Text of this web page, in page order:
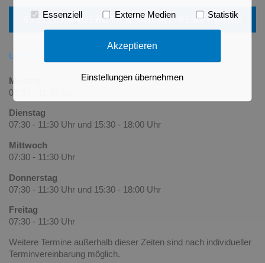
STELLENANGEBOTE & ONLINE-BEWERBUNG
UNSERE SPRECHZEITEN
Montag
07:30 - 11:30 Uhr
Dienstag
07:30 - 11:30 Uhr und 15:30 - 18:00 Uhr
Mittwoch
07:30 - 11:30 Uhr
Donnerstag
07:30 - 11:30 Uhr und 15:30 - 18:00 Uhr
Freitag
07:30 - 11:30 Uhr
Weitere Termine außerhalb dieser Zeiten sind nach individueller
Terminvereinbarung möglich.
Essenziell Externe Medien Statistik
Akzeptieren
Einstellungen übernehmen